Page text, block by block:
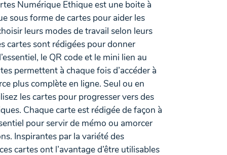
Numérique Ethique est une boite à
sous forme de cartes pour aider les
leurs modes de travail selon leurs
cartes sont rédigées pour donner
le QR code et le mini lien au
permettent à chaque fois d’accéder à
plus complète en ligne. Seul ou en
les cartes pour progresser vers des
Chaque carte est rédigée de façon à
pour servir de mémo ou amorcer
Inspirantes par la variété des
cartes ont l’avantage d’être utilisables